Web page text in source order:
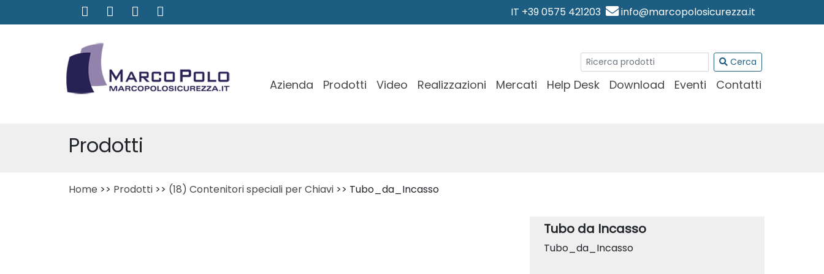
IT +39 0575 421203 info@marcopolosicurezza.it
Azienda Prodotti Video Realizzazioni Mercati Help Desk Download Eventi Contatti
Cerca
Prodotti
Home >> Prodotti >> (18) Contenitori speciali per Chiavi >> Tubo_da_Incasso
Tubo da Incasso
Tubo_da_Incasso